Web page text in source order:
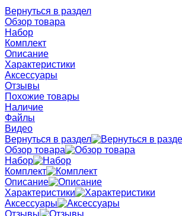
Вернуться в раздел
Обзор товара
Набор
Комплект
Описание
Характеристики
Аксессуары
Отзывы
Похожие товары
Наличие
Файлы
Видео
Вернуться в раздел
Обзор товара
Набор
Комплект
Описание
Характеристики
Аксессуары
Отзывы